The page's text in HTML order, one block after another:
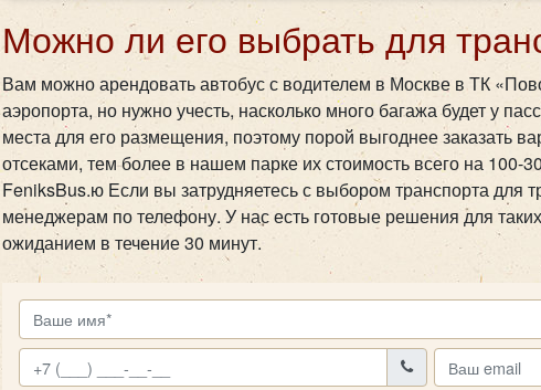
Можно ли его выбрать для
Вам можно арендовать автобус с водителем в Москве в ТК
аэропорта, но нужно учесть, насколько много багажа будет у
места для его размещения, поэтому порой выгоднее заказать
отсеками, тем более в нашем парке их стоимость всего на 100-
FeniksBus.ю Если вы затрудняетесь с выбором транспорта для
менеджерам по телефону. У нас есть готовые решения для
ожиданием в течение 30 минут.